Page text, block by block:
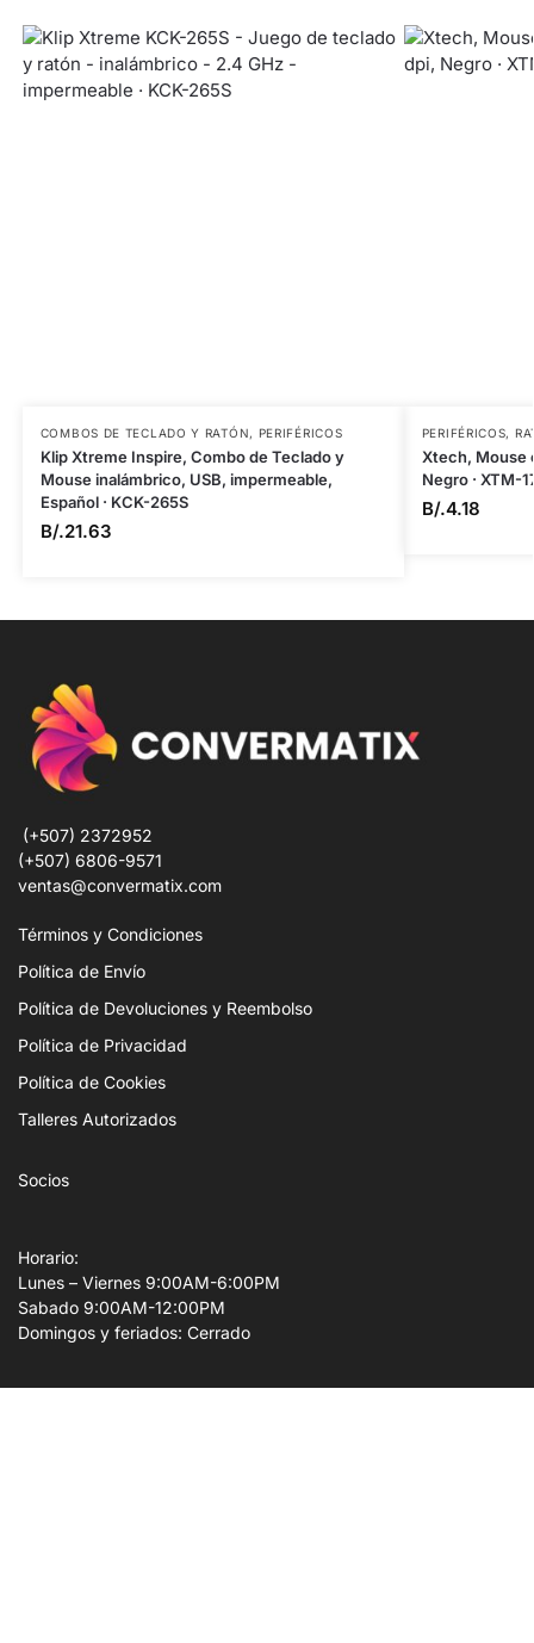
COMBOS DE TECLADO Y RATÓN, PERIFÉRICOS
Klip Xtreme Inspire, Combo de Teclado y
Mouse inalámbrico, USB, impermeable,
Español · KCK-265S
B/.21.63
PERIFÉRICOS,
Xtech, Mouse
Negro · XTM-
B/.4.18
(+507) 2372952
(+507) 6806-9571
ventas@convermatix.com
Términos y Condiciones
Política de Envío
Política de Devoluciones y Reembolso
Política de Privacidad
Política de Cookies
Talleres Autorizados
Socios
Horario:
Lunes – Viernes 9:00AM-6:00PM
Sabado 9:00AM-12:00PM
Domingos y feriados: Cerrado